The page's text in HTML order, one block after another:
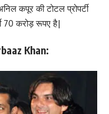
कपूर की टोटल प्रोपर्टी
70 करोड़ रूपए है|
Khan: